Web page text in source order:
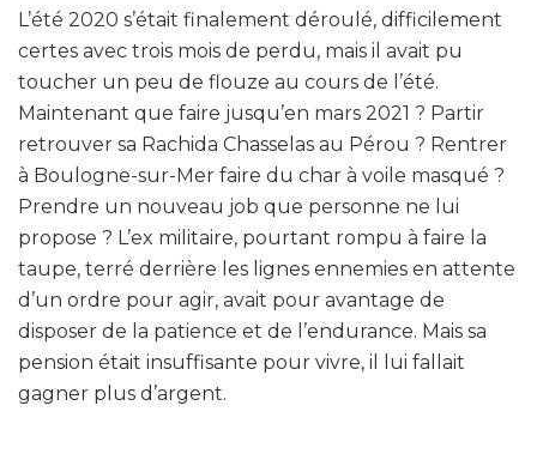
L’été 2020 s’était finalement déroulé, difficilement
certes avec trois mois de perdu, mais il avait pu
toucher un peu de flouze au cours de l’été.
Maintenant que faire jusqu’en mars 2021 ? Partir
retrouver sa Rachida Chasselas au Pérou ? Rentrer
à Boulogne-sur-Mer faire du char à voile masqué ?
Prendre un nouveau job que personne ne lui
propose ? L’ex militaire, pourtant rompu à faire la
taupe, terré derrière les lignes ennemies en attente
d’un ordre pour agir, avait pour avantage de
disposer de la patience et de l’endurance. Mais sa
pension était insuffisante pour vivre, il lui fallait
gagner plus d’argent.